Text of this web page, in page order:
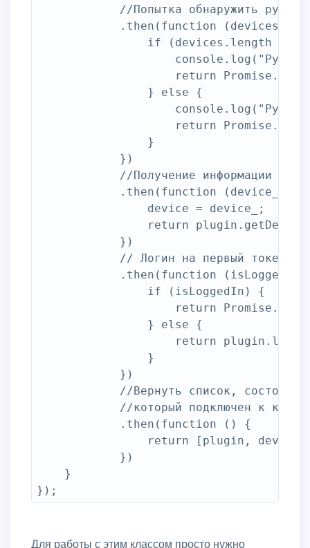
//Попытка обнаружить
            .then(function (devices) {
if (devices.length > 0)
return
                } else {
return
                }
            })
//Получение информации об
            .then(function (device_) {
                device = device_;
return
            })
// Логин на первый токен в
.then(function (isLoggedIn)
                if (isLoggedIn) {
return
                } else {
return
                }
            })
//Вернуть список,
//который подключен к
            .then(function () {
return [plugin,
            })
    }
Для работы с этим классом просто нужно